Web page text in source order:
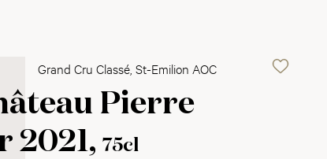
Grand Cru Classé, St-Emilion AOC
Pierre
2021, 75cl